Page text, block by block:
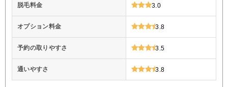
脱毛料金 3.0
オプション料金 3.8
予約の取りやすさ 3.5
通いやすさ 3.8